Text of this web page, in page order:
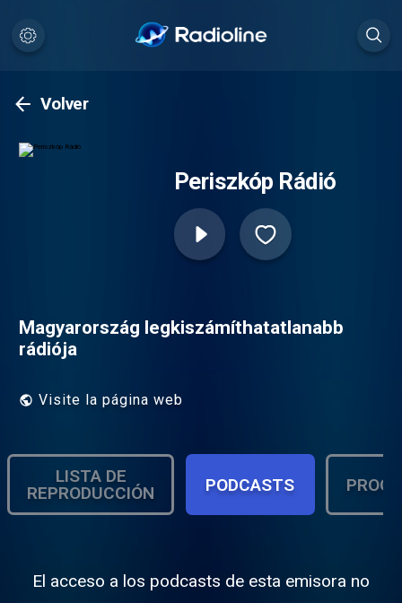
Volver
Periszkóp Rádió
Magyarország legkiszámíthatatlanabb
rádiója
Visite la página web
LISTA DE
REPRODUCCIÓN
PODCASTS
El acceso a los podcasts de esta emisora no